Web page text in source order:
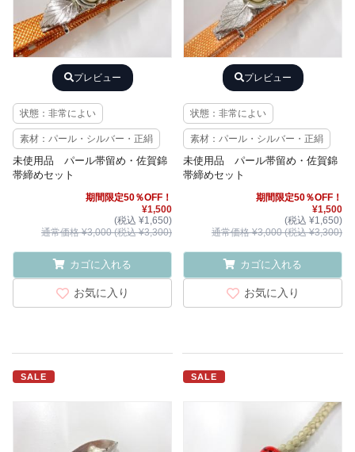
プレビュー
状態：非常によい
素材：パール・シルバー・正絹
未使用品 パール帯留め・佐賀錦
帯締めセット
期間限定50％OFF！
¥1,500
(税込 ¥1,650)
通常価格 ¥3,000 (税込 ¥3,300)
カゴに入れる
お気に入り
プレビュー
状態：非常によい
素材：パール・シルバー・正絹
未使用品 パール帯留め・佐賀錦
帯締めセット
期間限定50％OFF！
¥1,500
(税込 ¥1,650)
通常価格 ¥3,000 (税込 ¥3,300)
カゴに入れる
お気に入り
SALE SALE